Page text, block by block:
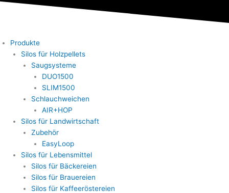
Produkte
Silos für Holzpellets
Saugsysteme
DUO1500
SLIM1500
Schlauchweichen
AIR+HOP
Silos für Landwirtschaft
Zubehör
EasyLoop
Silos für Lebensmittel
Silos für Bäckereien
Silos für Brauereien
Silos für Kaffeeröstereien